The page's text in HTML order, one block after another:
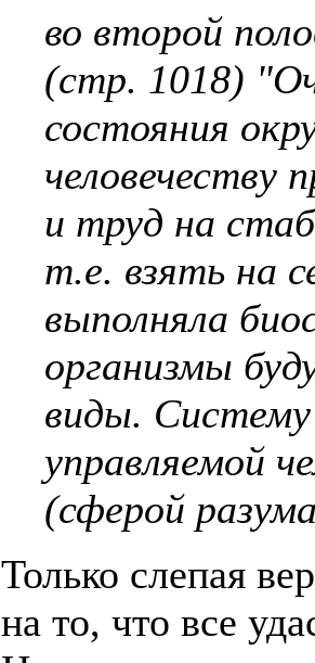
во второй
(стр. 1018)
состояния
человечеству
и труд на
т.е. взять на
выполняла
организмы
виды.
управляемой
(сферой
Только слепая
на то, что все